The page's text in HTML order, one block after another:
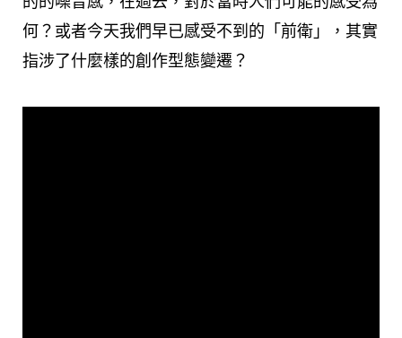
何？或者今天我們早已感受不到的「前衛」，其實
指涉了什麼樣的創作型態變遷？